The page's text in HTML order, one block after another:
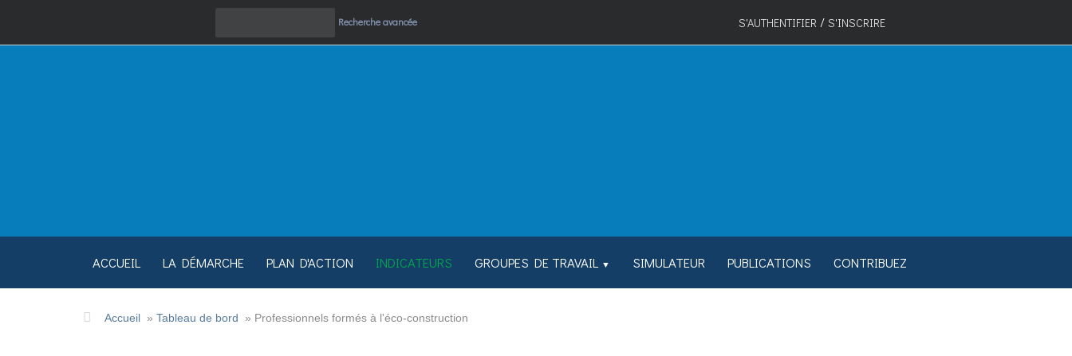
Recherche avancée S'AUTHENTIFIER /S'INSCRIRE
ACCUEIL LA DÉMARCHE PLAN D'ACTION INDICATEURS GROUPES DE TRAVAIL ▼ SIMULATEUR PUBLICATIONS CONTRIBUEZ
Accueil »Tableau de bord » Professionnels formés à l'éco-construction